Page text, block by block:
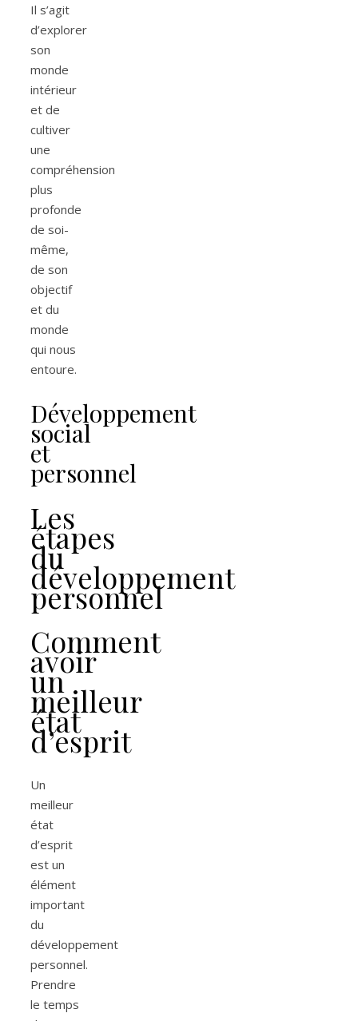
Il s’agit
d’explorer
son
monde
intérieur
et de
cultiver
une
compréhension
plus
profonde
de soi-
même,
de son
objectif
et du
monde
qui nous
entoure.
Développement
social
et
personnel
Les
étapes
du
développement
personnel
Comment
avoir
un
meilleur
état
d’esprit
Un
meilleur
état
d’esprit
est un
élément
important
du
développement
personnel.
Prendre
le temps